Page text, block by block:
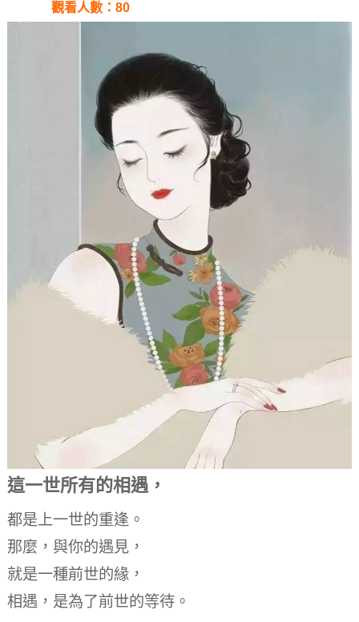
觀看人數：80
這一世所有的相遇，
都是上一世的重逢。
那麼，與你的遇見，
就是一種前世的緣，
相遇，是為了前世的等待。